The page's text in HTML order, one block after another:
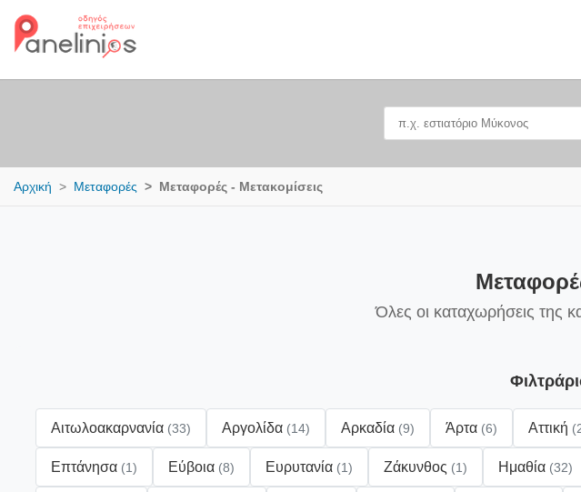
Αρχική Μεταφορές Μεταφορές - Μετακομίσεις
Όλες οι καταχωρήσεις της
Αιτωλοακαρνανία (33) Αργολίδα (14) Αρκαδία (9) Άρτα (6) Αττική
Επτάνησα (1) Εύβοια (8) Ευρυτανία (1) Ζάκυνθος (1) Ημαθία (32)